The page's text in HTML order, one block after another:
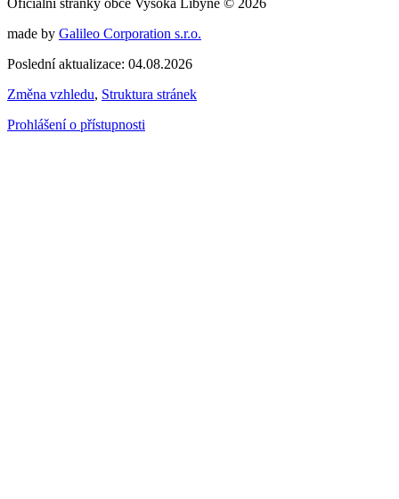
Oficiální stránky obce Vysoká Libyně © 2026
made by Galileo Corporation s.r.o.
Poslední aktualizace: 04.08.2026
Změna vzhledu, Struktura stránek
Prohlášení o přístupnosti